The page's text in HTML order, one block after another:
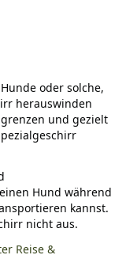
oder solche,
herauswinden
und gezielt
Hund während
kannst.
nicht aus.
Reise &